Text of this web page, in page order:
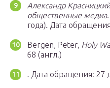
Александр
общественные медиа
года). Дата
Bergen, Peter, Holy
68 (англ.)
. Дата обращения: 27